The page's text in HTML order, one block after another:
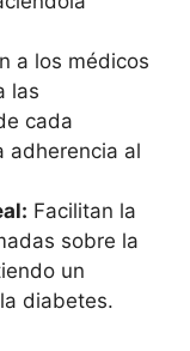
a los médicos
las
cada
adherencia al
Facilitan la
sobre la
un
diabetes.